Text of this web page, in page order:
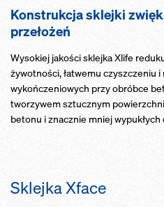
Konstrukcja sklejki
przełożeń
Wysokiej jakości sklejka Xlife
żywotności, łatwemu czyszczeniu i
wykończeniowych przy obróbce
tworzywem sztucznym
betonu i znacznie mniej
Sklejka Xface